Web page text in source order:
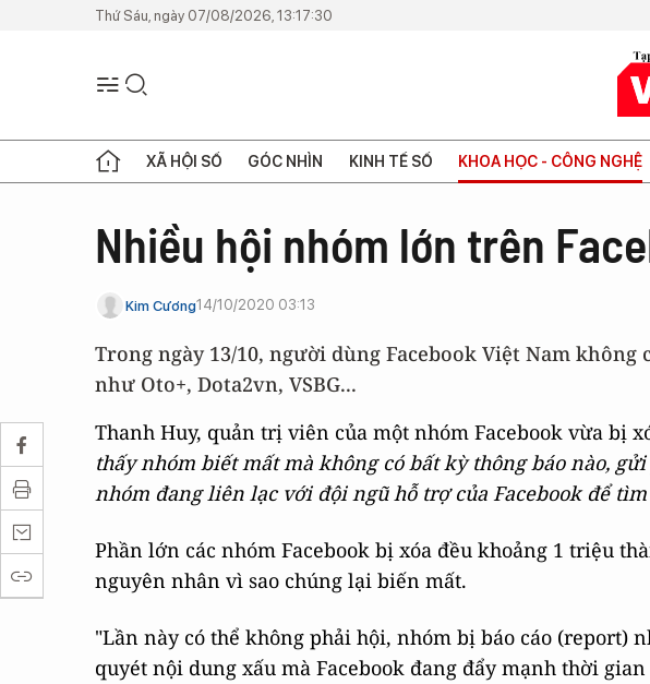
Thứ Sáu, ngày 07/08/2026, 13:17:30
XÃ HỘI SỐ GÓC NHÌN KINH TẾ SỐ KHOA HỌC - CÔNG NGHỆ
Nhiều hội nhóm lớn trên
Kim Cương14/10/2020 03:13
Trong ngày 13/10, người dùng Facebook Việt Nam
như Oto+, Dota2vn, VSBG...
Thanh Huy, quản trị viên của một nhóm Facebook vừa bị
thấy nhóm biết mất mà không có bất kỳ thông báo nào,
nhóm đang liên lạc với đội ngũ hỗ trợ của Facebook để
Phần lớn các nhóm Facebook bị xóa đều khoảng 1 triệu
nguyên nhân vì sao chúng lại biến mất.
"Lần này có thể không phải hội, nhóm bị báo cáo (report)
quyét nội dung xấu mà Facebook đang đẩy mạnh thời